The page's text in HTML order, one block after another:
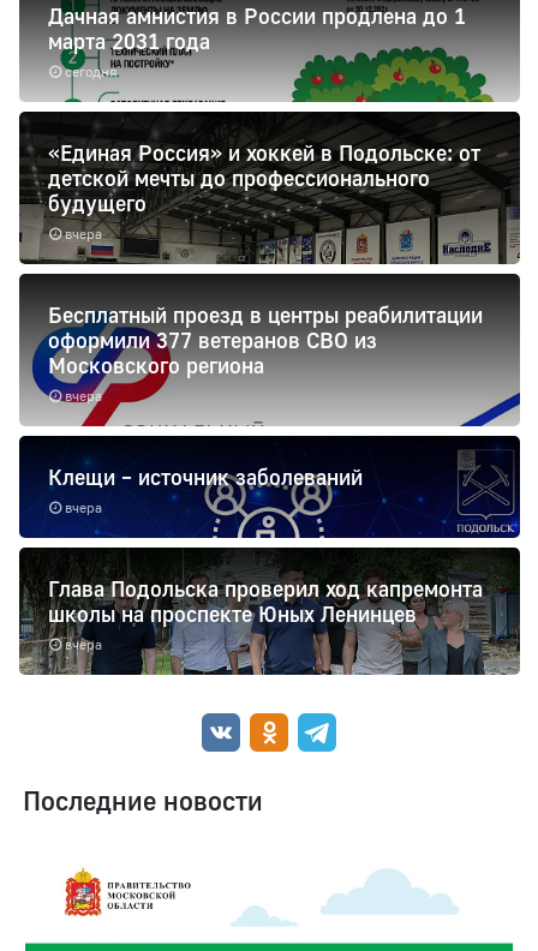
сегодня
Дачная амнистия в России продлена до 1
марта 2031 года
вчера
«Единая Россия» и хоккей в Подольске: от
детской мечты до профессионального
будущего
вчера
Бесплатный проезд в центры реабилитации
оформили 377 ветеранов СВО из
Московского региона
вчера
Клещи – источник заболеваний
вчера
Глава Подольска проверил ход капремонта
школы на проспекте Юных Ленинцев
Последние новости